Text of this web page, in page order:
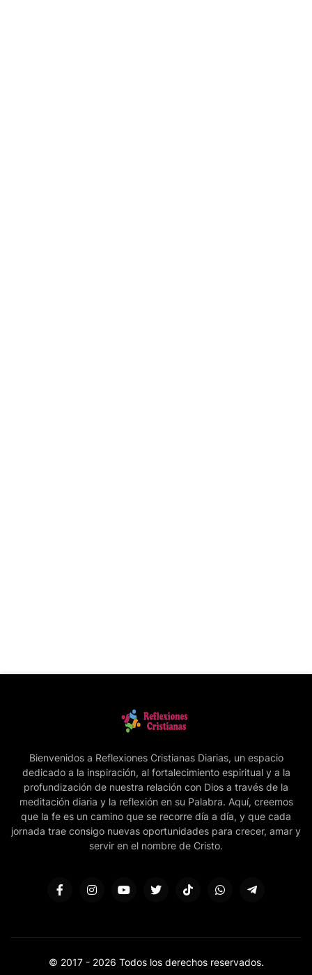
Bienvenidos a Reflexiones Cristianas Diarias, un espacio
dedicado a la inspiración, al fortalecimiento espiritual y a la
profundización de nuestra relación con Dios a través de la
meditación diaria y la reflexión en su Palabra. Aquí, creemos
que la fe es un camino que se recorre día a día, y que cada
jornada trae consigo nuevas oportunidades para crecer, amar y
servir en el nombre de Cristo.
© 2017 - 2026 Todos los derechos reservados.